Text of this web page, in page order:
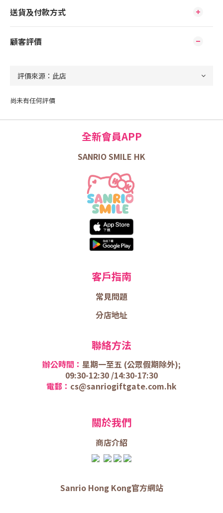
送貨及付款方式
顧客評價
尚未有任何評價
全新會員APP
SANRIO SMILE HK
客戶指南
常見問題
分店地址
聯絡方法
辦公時間： 星期一至五 (公眾假期除外);
09:30-12:30 /14:30-17:30
電郵： cs@sanriogiftgate.com.hk
關於我們
商店介紹
Sanrio Hong Kong官方網站